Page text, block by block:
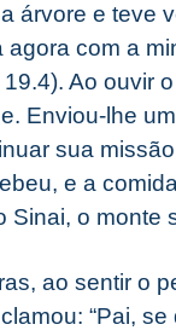
árvore e teve
agora com a
Ao ouvir
Enviou-lhe
sua
e a
Sinai, o monte
ao sentir o
“Pai,